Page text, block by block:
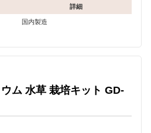
詳細
国内製造
ム 水草 栽培キット GD-